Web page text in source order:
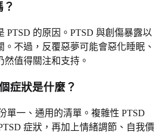
PTSD 的原因。PTSD 與創傷暴露以
。不過，反覆惡夢可能會惡化睡眠、
值得關注和支持。
症狀是什麼？
單一、通用的清單。複雜性 PTSD
症狀，再加上情緒調節、自我價